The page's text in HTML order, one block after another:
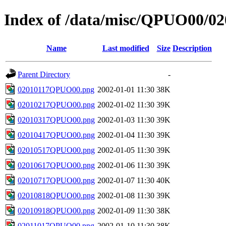
Index of /data/misc/QPUO00/
Name Last modified Size Description
Parent Directory
-
02010117QPUO00.png 2002-01-01 11:30 38K
02010217QPUO00.png 2002-01-02 11:30 39K
02010317QPUO00.png 2002-01-03 11:30 39K
02010417QPUO00.png 2002-01-04 11:30 39K
02010517QPUO00.png 2002-01-05 11:30 39K
02010617QPUO00.png 2002-01-06 11:30 39K
02010717QPUO00.png 2002-01-07 11:30 40K
02010818QPUO00.png 2002-01-08 11:30 39K
02010918QPUO00.png 2002-01-09 11:30 38K